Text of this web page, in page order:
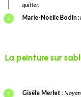
quitter.
Marie-Noëlle Bodin :
La peinture sur
Gisèle Merlet :